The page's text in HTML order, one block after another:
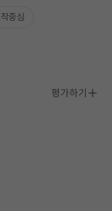
중심
평가하기